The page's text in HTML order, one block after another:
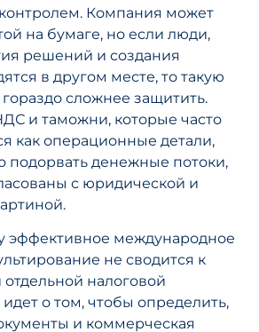
Компания может
на бумаге, но если люди,
решений и создания
в другом месте, то такую
гораздо сложнее защитить.
и таможни, которые часто
как операционные детали,
подорвать денежные потоки,
с юридической и
эффективное международное
не сводится к
налоговой
о том, чтобы определить,
и коммерческая